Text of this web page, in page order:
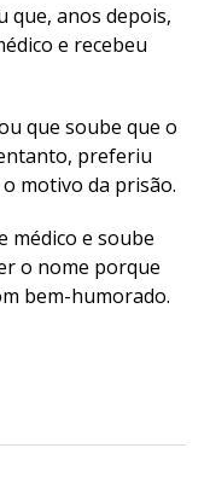
que, anos depois,
e recebeu
que soube que o
preferiu
motivo da prisão.
médico e soube
o nome porque
bem-humorado.